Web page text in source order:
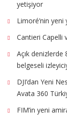
yetişiyor
Limoré’nin
Cantieri Capelli
Açık denizlerde
belgeseli
DJI’dan Yeni
Avata 360
FIM’in yeni